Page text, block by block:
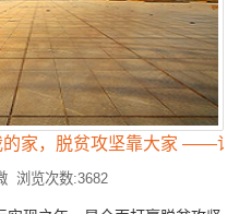
的家，脱贫攻坚靠大家 ——记
浏览次数:3682